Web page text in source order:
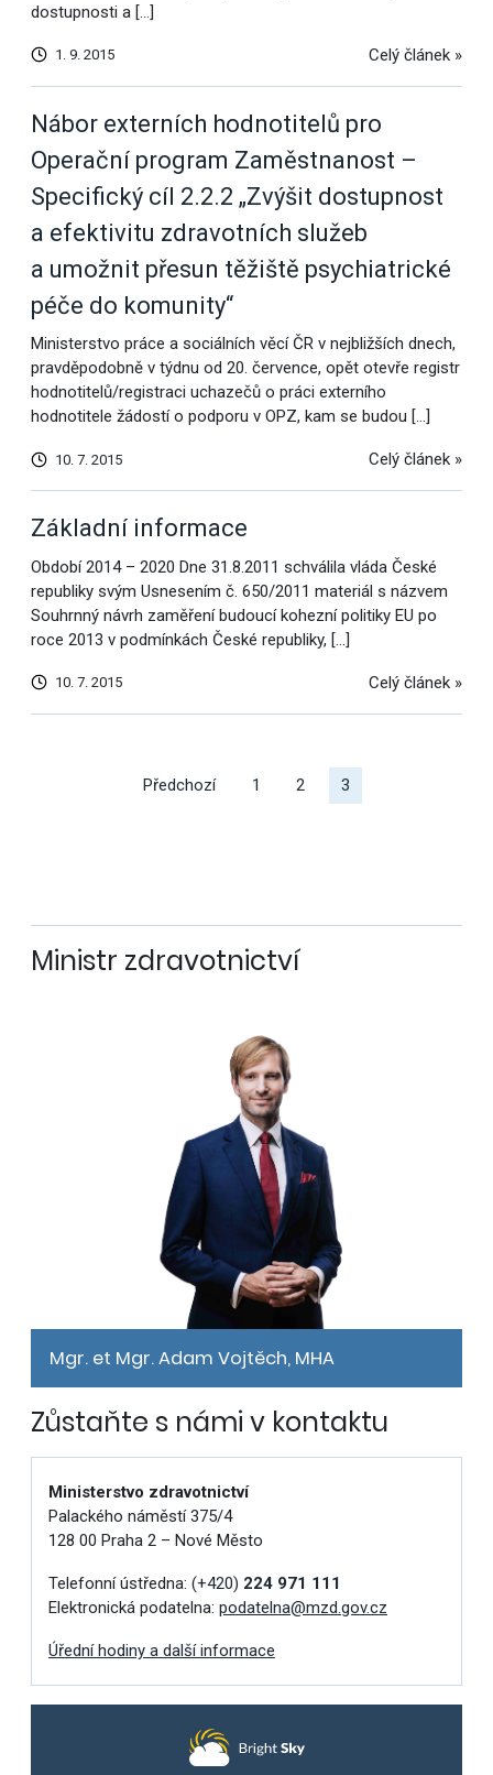
dostupnosti a […]
1. 9. 2015 Celý článek »
Nábor externích hodnotitelů pro
Operační program Zaměstnanost –
Specifický cíl 2.2.2 „Zvýšit dostupnost
a efektivitu zdravotních služeb
a umožnit přesun těžiště psychiatrické
péče do komunity“
Ministerstvo práce a sociálních věcí ČR v nejbližších dnech,
pravděpodobně v týdnu od 20. července, opět otevře registr
hodnotitelů/registraci uchazečů o práci externího
hodnotitele žádostí o podporu v OPZ, kam se budou […]
10. 7. 2015 Celý článek »
Základní informace
Období 2014 – 2020 Dne 31.8.2011 schválila vláda České
republiky svým Usnesením č. 650/2011 materiál s názvem
Souhrnný návrh zaměření budoucí kohezní politiky EU po
roce 2013 v podmínkách České republiky, […]
10. 7. 2015 Celý článek »
výsledkyPředchozí 1 2 3
Ministr zdravotnictví
Mgr. et Mgr. Adam Vojtěch, MHA
Zůstaňte s námi v kontaktu
Ministerstvo zdravotnictví
Palackého náměstí 375/4
128 00 Praha 2 – Nové Město
Telefonní ústředna: (+420) 224 971 111
Elektronická podatelna: podatelna@mzd.gov.cz
Úřední hodiny a další informace